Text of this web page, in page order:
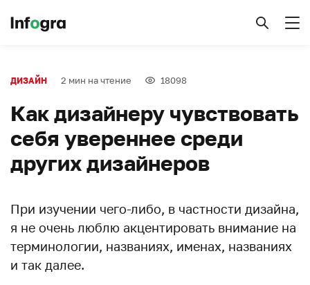
ДИЗАЙН 2 мин на чтение 18098
Как дизайнеру чувствовать
себя увереннее среди
других дизайнеров
При изучении чего-либо, в частности дизайна,
я не очень люблю акцентировать внимание на
терминологии, названиях, именах, названиях
и так далее.